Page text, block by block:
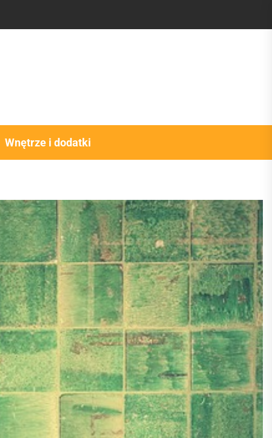
Wnętrze i dodatki